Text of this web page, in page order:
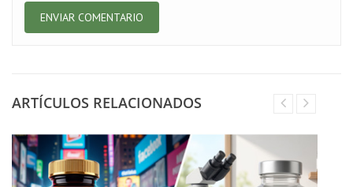
ARTÍCULOS RELACIONADOS